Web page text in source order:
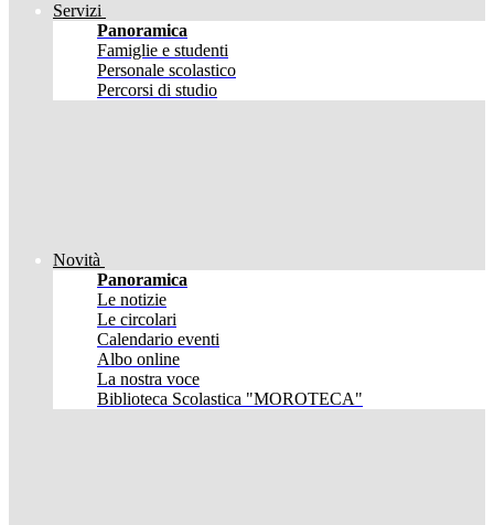
Servizi
Panoramica
Famiglie e studenti
Personale scolastico
Percorsi di studio
Novità
Panoramica
Le notizie
Le circolari
Calendario eventi
Albo online
La nostra voce
Biblioteca Scolastica "MOROTECA"